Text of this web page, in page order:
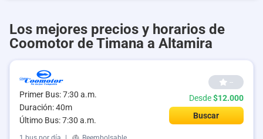
Los mejores precios y horarios de
Coomotor de Timana a Altamira
Primer Bus: 7:30 a.m.
Duración: 40m
Último Bus: 7:30 a.m.
--
Desde$12.000
Buscar